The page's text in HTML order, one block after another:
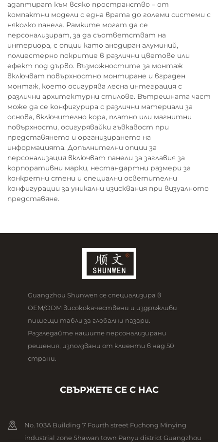
адаптират към всяко пространство – от
компактни модели с една врата до големи системи с
няколко панела. Рамките могат да се
персонализират, за да съответстват на
интериора, с опции като анодиран алуминий,
полиестерно покритие в различни цветове или
ефект под дърво. Възможностите за монтаж
включват повърхностно монтиране и вграден
монтаж, което осигурява лесна интеграция с
различни архитектурни стилове. Вътрешната част
може да се конфигурира с различни материали за
основа, включително кора, платно или магнитни
повърхности, осигурявайки гъвкавост при
представянето и организирането на
информацията. Допълнителни опции за
персонализация включват панели за заглавия за
корпоративни марки, нестандартни размери за
конкретни стени и специални осветителни
конфигурации за уникални изисквания при визуалното
представяне.
Guangzhou Shunwen се специализира в
OEM/ODM висококачествени и издръжливи
пишещи табли за глобални пазари.
Разгледайте нашите персонализирани
решения, използвани от клиенти в над 50
страни.
СВЪРЖЕТЕ СЕ С НАС
No. 103A Building 7 Fourth street Fuchong Minying
industrial zone Shawan town Panyu district Guangzhou